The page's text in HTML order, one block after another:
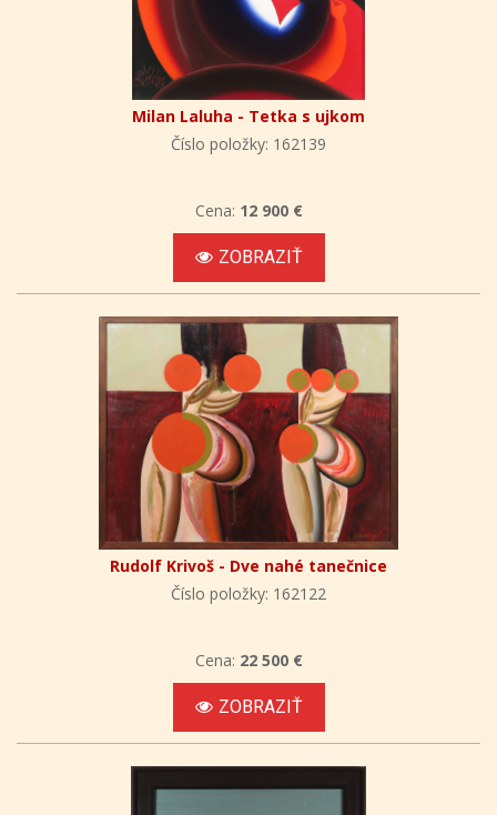
Milan Laluha - Tetka s ujkom
Číslo položky: 162139
Cena: 12 900 €
ZOBRAZIŤ
Rudolf Krivoš - Dve nahé tanečnice
Číslo položky: 162122
Cena: 22 500 €
ZOBRAZIŤ